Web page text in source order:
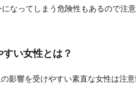
なってしまう危険性もあるので注意
すい女性とは？